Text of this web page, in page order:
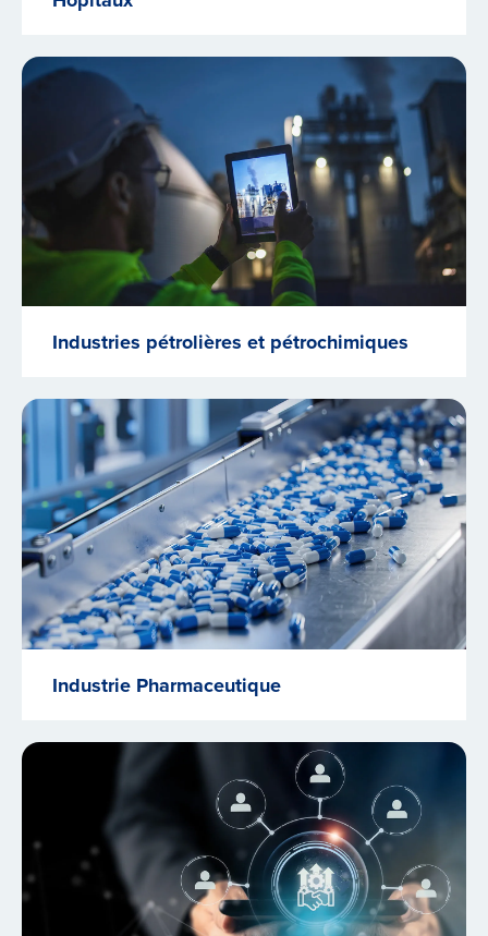
Industries pétrolières et pétrochimiques
Industrie Pharmaceutique